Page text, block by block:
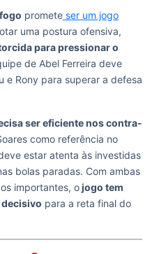
promete ser um jogo
uma postura ofensiva,
para pressionar o
de Abel Ferreira deve
e Rony para superar a defesa
ser eficiente nos contra-
como referência no
estar atenta às investidas
bolas paradas. Com ambas
importantes, ojogo tem
para a reta final do